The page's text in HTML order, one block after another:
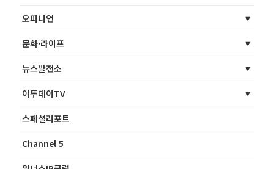
오피니언
문화·라이프
뉴스발전소
이투데이TV
스페셜리포트
Channel 5